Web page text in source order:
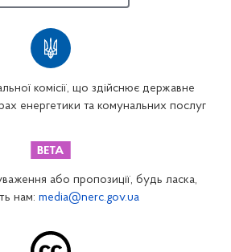
комісії, що здійснює державне
енергетики та комунальних послуг
або пропозиції, будь ласка,
нам: media@nerc.gov.ua